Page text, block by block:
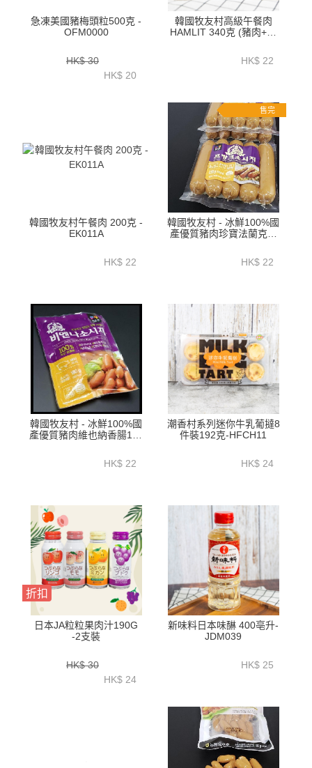
急凍美國豬梅頭粒500克 -
OFM0000
HK$ 30
HK$ 20
韓國牧友村高級午餐肉
HAMLIT 340克 (豬肉+雞
HK$ 22
韓國牧友村午餐肉 200克 -
EK011A
HK$ 22
售完
韓國牧友村 - 冰鮮100%國
產優質豬肉珍寶法蘭克福
HK$ 22
韓國牧友村 - 冰鮮100%國
產優質豬肉維也納香腸180
HK$ 22
潮香村系列迷你牛乳葡撻8
件裝192克-HFCH11
HK$ 24
折扣
日本JA粒粒果肉汁190G
-2支裝
HK$ 30
HK$ 24
新味料日本味醂 400亳升-
JDM039
HK$ 25